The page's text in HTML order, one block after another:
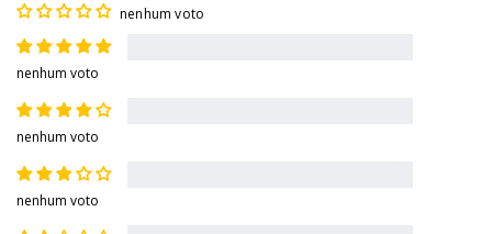
nenhum voto
nenhum voto
nenhum voto
nenhum voto